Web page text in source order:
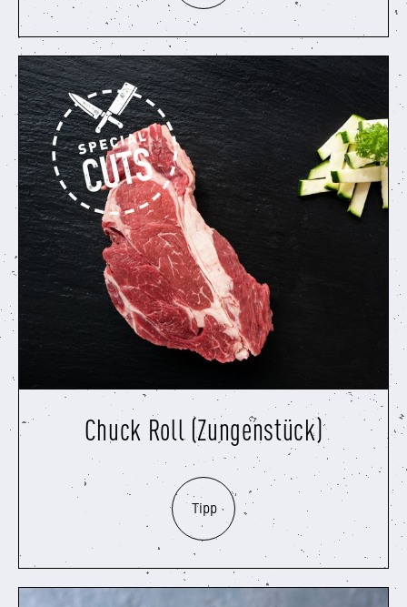
Chuck Roll (Zungenstück)
Tipp